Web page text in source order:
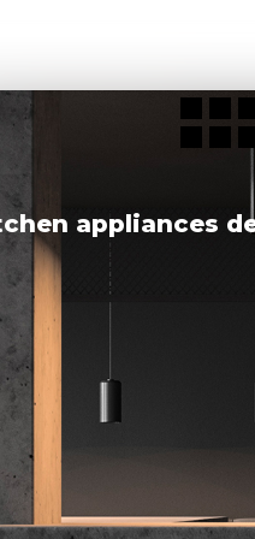
appliances